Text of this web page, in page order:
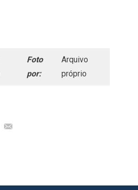
Foto
por:
Arquivo
próprio